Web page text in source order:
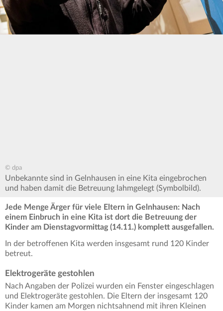
© dpa
Unbekannte sind in Gelnhausen in eine Kita eingebrochen
und haben damit die Betreuung lahmgelegt (Symbolbild).
Jede Menge Ärger für viele Eltern in Gelnhausen: Nach
einem Einbruch in eine Kita ist dort die Betreuung der
Kinder am Dienstagvormittag (14.11.) komplett ausgefallen.
In der betroffenen Kita werden insgesamt rund 120 Kinder
betreut.
Elektrogeräte gestohlen
Nach Angaben der Polizei wurden ein Fenster eingeschlagen
und Elektrogeräte gestohlen. Die Eltern der insgesamt 120
Kinder kamen am Morgen nichtsahnend mit ihren Kleinen